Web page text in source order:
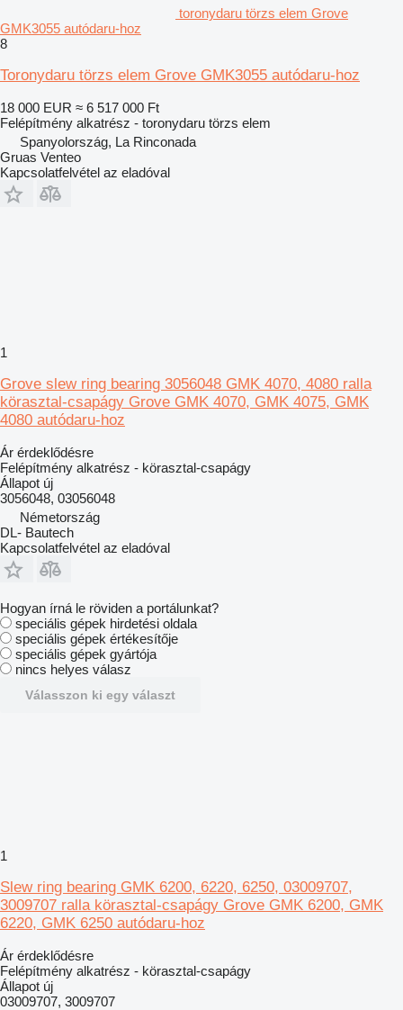
toronydaru törzs elem Grove
GMK3055 autódaru-hoz
8
Toronydaru törzs elem Grove GMK3055 autódaru-hoz
18 000 EUR ≈ 6 517 000 Ft
Felépítmény alkatrész - toronydaru törzs elem
Spanyolország, La Rinconada
Gruas Venteo
Kapcsolatfelvétel az eladóval
1
Grove slew ring bearing 3056048 GMK 4070, 4080 ralla
körasztal-csapágy Grove GMK 4070, GMK 4075, GMK
4080 autódaru-hoz
Ár érdeklődésre
Felépítmény alkatrész - körasztal-csapágy
Állapot új
3056048, 03056048
Németország
DL- Bautech
Kapcsolatfelvétel az eladóval
Hogyan írná le röviden a portálunkat?
speciális gépek hirdetési oldala
speciális gépek értékesítője
speciális gépek gyártója
nincs helyes válasz
Válasszon ki egy választ
1
Slew ring bearing GMK 6200, 6220, 6250, 03009707,
3009707 ralla körasztal-csapágy Grove GMK 6200, GMK
6220, GMK 6250 autódaru-hoz
Ár érdeklődésre
Felépítmény alkatrész - körasztal-csapágy
Állapot új
03009707, 3009707